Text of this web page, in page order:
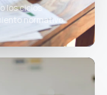
los ciclos
normativo.